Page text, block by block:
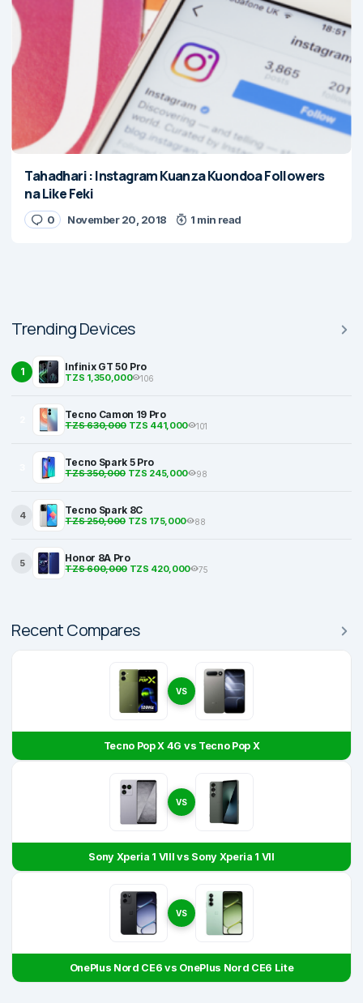
Tahadhari : Instagram Kuanza Kuondoa Followers
na Like Feki
0 November 20, 2018 1 min read
Trending Devices
1 Infinix GT 50 Pro
TZS 1,350,000 106
Tecno Camon 19 Pro
TZS 630,000TZS 441,000 101
Tecno Spark 5 Pro
TZS 350,000TZS 245,000 98
4 Tecno Spark 8C
TZS 250,000TZS 175,000 88
5 Honor 8A Pro
TZS 600,000TZS 420,000 75
Recent Compares
VS
Tecno Pop X 4G vs Tecno Pop X
VS
Sony Xperia 1 VIII vs Sony Xperia 1 VII
VS
OnePlus Nord CE6 vs OnePlus Nord CE6 Lite